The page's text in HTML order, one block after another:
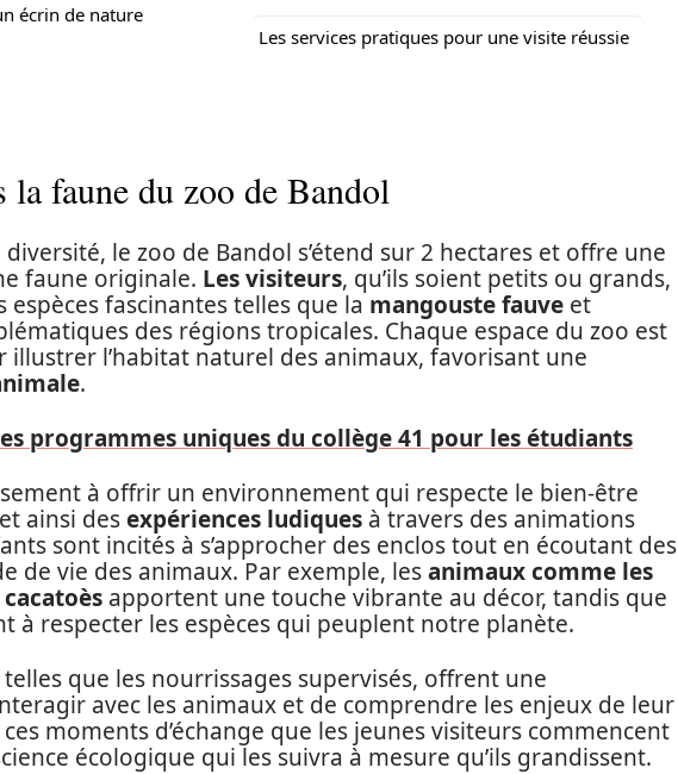
écrin de nature
Les services pratiques pour une visite réussie
la faune du zoo de Bandol
le zoo de Bandol s’étend sur 2 hectares et offre une
faune originale. Les visiteurs, qu’ils soient petits ou grands,
fascinantes telles que la mangouste fauve et
des régions tropicales. Chaque espace du zoo est
l’habitat naturel des animaux, favorisant une
.
programmes uniques du collège 41 pour les étudiants
à offrir un environnement qui respecte le bien-être
ainsi desexpériences ludiques à travers des animations
sont incités à s’approcher des enclos tout en écoutant des
de vie des animaux. Par exemple, lesanimaux comme les
cacatoès apportent une touche vibrante au décor, tandis que
à respecter les espèces qui peuplent notre planète.
telles que les nourrissages supervisés, offrent une
avec les animaux et de comprendre les enjeux de leur
ces moments d’échange que les jeunes visiteurs commencent
écologique qui les suivra à mesure qu’ils grandissent.